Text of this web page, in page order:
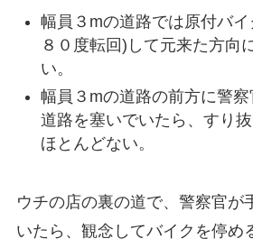
幅員３mの道路では原付バ
８０度転回)して元来た方向
い。
幅員３mの道路の前方に警
道路を塞いでいたら、すり
ほとんどない。
ウチの店の裏の道で、警察官が
いたら、観念してバイクを停め